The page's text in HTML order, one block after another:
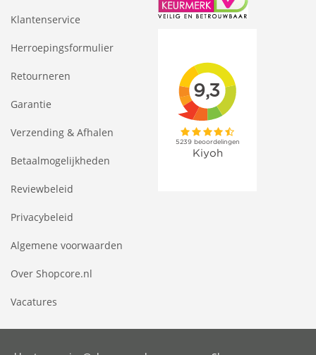
Klantenservice
Herroepingsformulier
Retourneren
Garantie
Verzending & Afhalen
Betaalmogelijkheden
Reviewbeleid
Privacybeleid
Algemene voorwaarden
Over Shopcore.nl
Vacatures